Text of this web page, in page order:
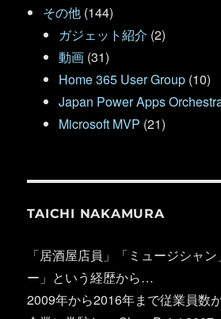
その他 (144)
ガジェット紹介 (2)
動画 (31)
Home 365 User Group (10)
Japan Power Apps
Microsoft MVP (21)
TAICHI NAKAMURA
「居酒屋店員」「ミュージシャ
ー」という経歴から…
2009年から2016年まで従業員数